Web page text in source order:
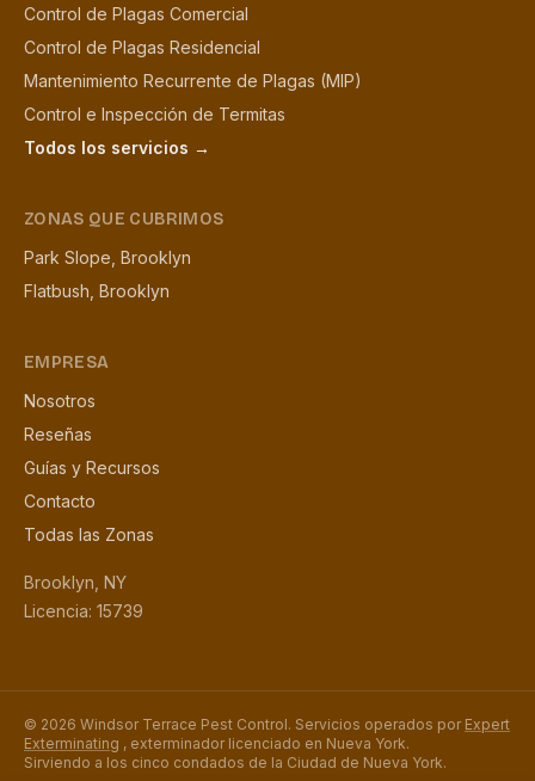
Control de Plagas Comercial
Control de Plagas Residencial
Mantenimiento Recurrente de Plagas (MIP)
Control e Inspección de Termitas
Todos los servicios →
ZONAS QUE CUBRIMOS
Park Slope, Brooklyn
Flatbush, Brooklyn
EMPRESA
Nosotros
Reseñas
Guías y Recursos
Contacto
Todas las Zonas
Brooklyn, NY
Licencia: 15739
© 2026 Windsor Terrace Pest Control. Servicios operados por Expert
Exterminating , exterminador licenciado en Nueva York.
Sirviendo a los cinco condados de la Ciudad de Nueva York.